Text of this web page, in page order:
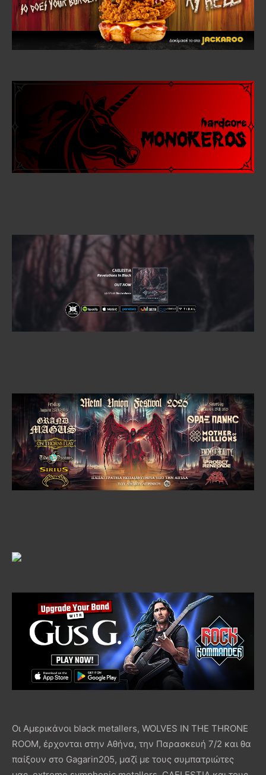
Οι Αμερικάνοι black metallers, WOLVES IN THE THRONE
ROOM, έρχονται στην Αθήνα, την Παρασκευή 7/2 και θα
παίξουν στο Gagarin205, μαζί με τους συμπατριώτες